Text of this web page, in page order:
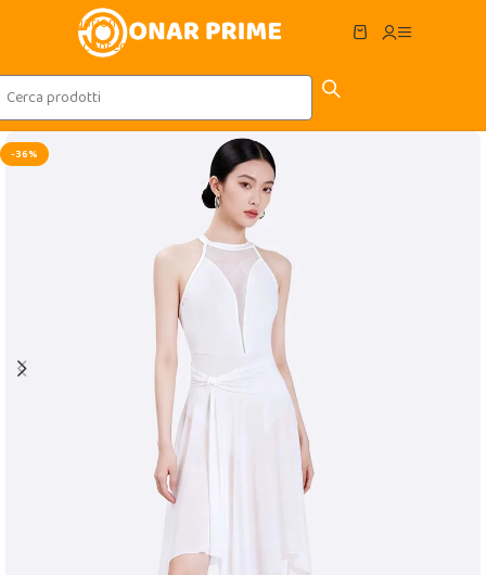
Skip to navigation
Skip to main content
-36%